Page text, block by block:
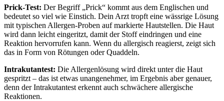
Prick-Test: Der Begriff „Prick“ kommt aus dem Englischen und
bedeutet so viel wie Einstich. Dein Arzt tropft eine wässrige Lösung
mit typischen Allergen-Proben auf markierte Hautstellen. Die Haut
wird dann leicht eingeritzt, damit der Stoff eindringen und eine
Reaktion hervorrufen kann. Wenn du allergisch reagierst, zeigt sich
das in Form von Rötungen oder Quaddeln.
Intrakutantest: Die Allergenlösung wird direkt unter die Haut
gespritzt – das ist etwas unangenehmer, im Ergebnis aber genauer,
denn der Intrakutantest erkennt auch schwächere allergische
Reaktionen.